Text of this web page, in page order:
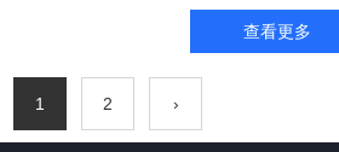
查看更多
1 2 ›